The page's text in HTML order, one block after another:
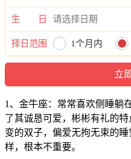
生 日
择日范围 1个月内
1、金牛座：常常喜欢侧睡躺
了其诚恳可爱，彬彬有礼的
变的双子，偏爱无拘无束的
样，根本不重要。